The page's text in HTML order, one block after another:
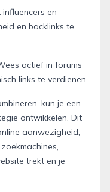
en
en backlinks te
actief in forums
links te verdienen.
kun je een
ontwikkelen. Dit
aanwezigheid,
trekt en je